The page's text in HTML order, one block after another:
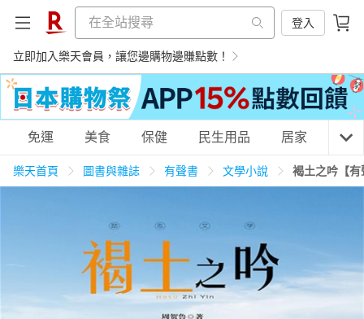
登入
立即加入樂天會員，讓您邊購物邊賺點數！
購物網分類
3C家電 運動休閒 親子玩具
免運 美食 保健 民生用品 居家 3C
樂天首頁 圖書與雜誌 有聲書 文學小說 褐土之吟【有